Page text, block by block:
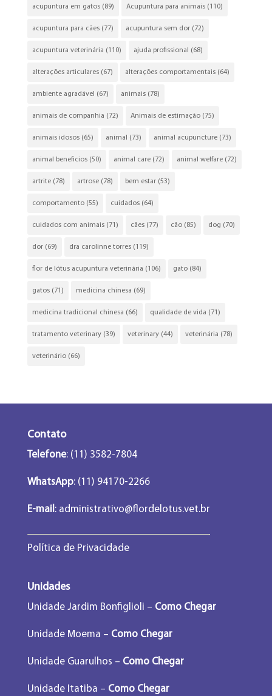
acupuntura em gatos(89) Acupuntura para animais(110)
acupuntura para cães(77) acupuntura sem dor(72)
acupuntura veterinária (110) ajuda profissional (68)
alterações articulares(67) alterações comportamentais(64)
ambiente agradável (67) animais(78)
animais de companhia (72) Animais de estimação(75)
animais idosos(65) animal (73) animal acupuncture(73)
animal beneficios(50) animal care(72) animal welfare(72)
artrite(78) artrose(78) bem estar(53)
comportamento(55) cuidados(64)
cuidados com animais(71) cães(77) cão(85) dog (70)
dor(69) dra carolinne torres(119)
flor de lótus acupuntura veterinária (106) gato(84)
gatos(71) medicina chinesa (69)
medicina tradicional chinesa (66) qualidade de vida (71)
tratamento veterinary(39) veterinary(44) veterinária (78)
veterinário(66)
Contato
Telefone: (11) 3582-7804
WhatsApp: (11) 94170-2266
E-mail :administrativo@flordelotus.vet.br
Política de Privacidade
Unidades
Unidade Jardim Bonfiglioli – Como Chegar
Unidade Moema – Como Chegar
Unidade Guarulhos – Como Chegar
Unidade Itatiba – Como Chegar